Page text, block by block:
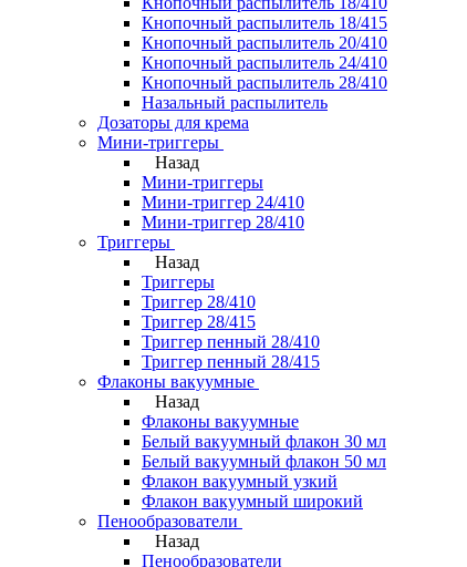
Кнопочный распылитель 18/415
Кнопочный распылитель 20/410
Кнопочный распылитель 24/410
Кнопочный распылитель 28/410
Назальный распылитель
Дозаторы для крема
Мини-триггеры
Назад
Мини-триггеры
Мини-триггер 24/410
Мини-триггер 28/410
Триггеры
Назад
Триггеры
Триггер 28/410
Триггер 28/415
Триггер пенный 28/410
Триггер пенный 28/415
Флаконы вакуумные
Назад
Флаконы вакуумные
Белый вакуумный флакон 30 мл
Белый вакуумный флакон 50 мл
Флакон вакуумный узкий
Флакон вакуумный широкий
Пенообразователи
Назад
Пенообразователи